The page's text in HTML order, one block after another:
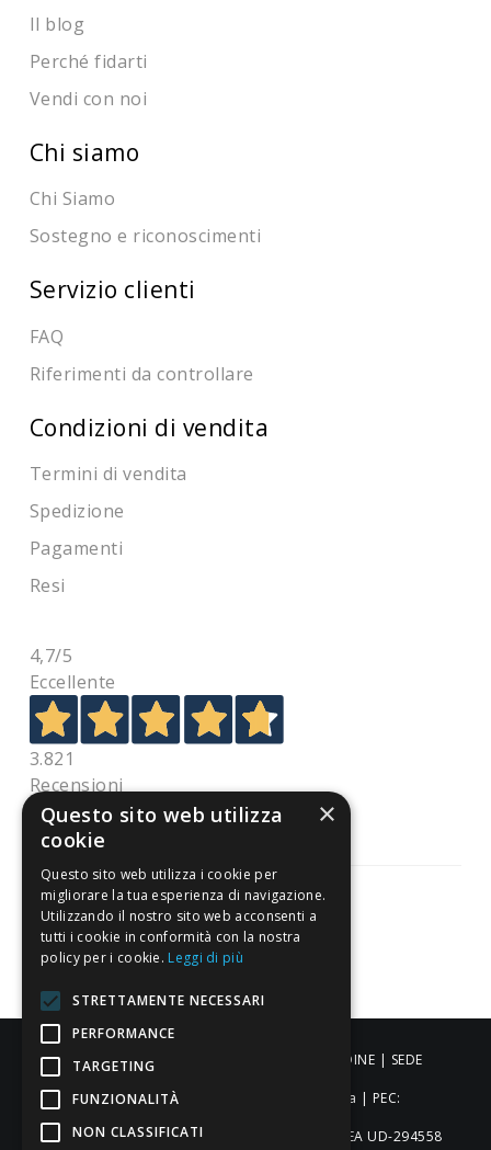
Il blog
Perché fidarti
Vendi con noi
Chi siamo
Chi Siamo
Sostegno e riconoscimenti
Servizio clienti
FAQ
Riferimenti da controllare
Condizioni di vendita
Termini di vendita
Spedizione
Pagamenti
Resi
4,7/5
Eccellente
3.821
Recensioni
Pagamenti sicuri
ALDIGIÙ S.R.L. | Via Cortazzis 15 33100 - UDINE | SEDE
OPERATIVA: Via del Progresso 3 - Padova | PEC:
aldigiusrl@pec.it | C.F. e P.IVA 02873920306 REA UD-294558
×
Questo sito web utilizza
cookie
Questo sito web utilizza i cookie per
migliorare la tua esperienza di navigazione.
Utilizzando il nostro sito web acconsenti a
tutti i cookie in conformità con la nostra
policy per i cookie. Leggi di più
STRETTAMENTE NECESSARI
PERFORMANCE
TARGETING
FUNZIONALITÀ
NON CLASSIFICATI